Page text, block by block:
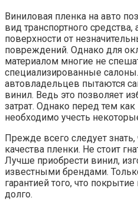
Виниловая пленка на авто
вид транспортного средства,
поверхности от
повреждений. Однако для
материалом многие не
специализированные
автовладельцев пытаются
винил. Ведь это позволяет
затрат. Однако перед тем как
необходимо учесть
Прежде всего следует знать,
качества пленки. Не стоит
Лучше приобрести винил,
известными брендами.
гарантией того, что
долго.